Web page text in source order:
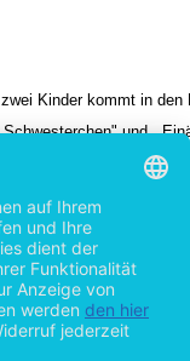
Kinder kommt in den
und
Brüder im Märchen
haben keine
kann sich
Identifikationen sind
d.h. eine